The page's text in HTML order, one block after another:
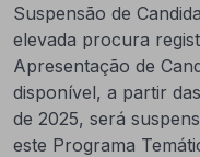
Suspensão de
elevada procura
Apresentação de
disponível, a partir
de 2025, será
este Programa